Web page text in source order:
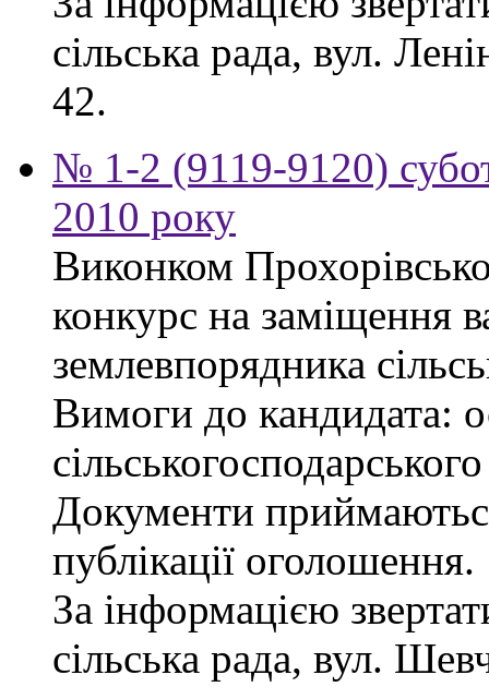
сільська рада, вул.
42.
№ 1-2 (9119-9120)
2010 року
Виконком
конкурс на заміщення
землевпорядника
Вимоги до кандидата:
Документи
публікації оголошення.
За інформацією
сільська рада, вул.